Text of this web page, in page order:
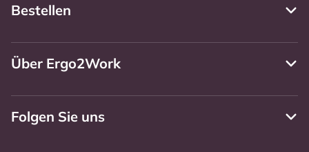
Bestellen
Über Ergo2Work
Folgen Sie uns